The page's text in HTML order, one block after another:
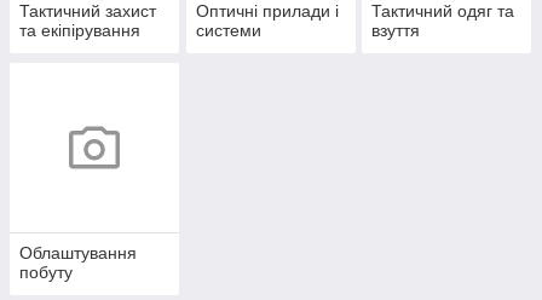
Тактичний захист
та екіпірування
Оптичні прилади і
системи
Тактичний одяг та
взуття
Облаштування
побуту